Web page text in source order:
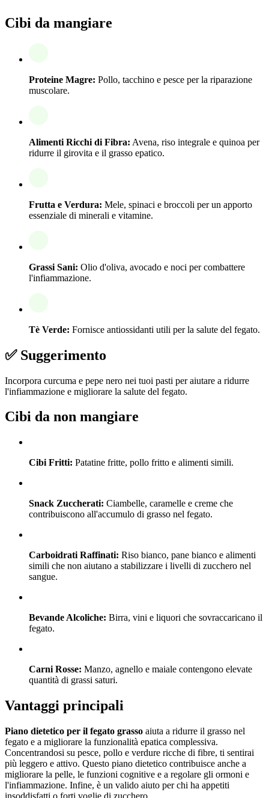
Cibi da mangiare
Proteine Magre: Pollo, tacchino e pesce per la riparazione
muscolare.
Alimenti Ricchi di Fibra: Avena, riso integrale e quinoa per
ridurre il girovita e il grasso epatico.
Frutta e Verdura: Mele, spinaci e broccoli per un apporto
essenziale di minerali e vitamine.
Grassi Sani: Olio d'oliva, avocado e noci per combattere
l'infiammazione.
Tè Verde: Fornisce antiossidanti utili per la salute del fegato.
✅ Suggerimento
Incorpora curcuma e pepe nero nei tuoi pasti per aiutare a ridurre
l'infiammazione e migliorare la salute del fegato.
Cibi da non mangiare
Cibi Fritti: Patatine fritte, pollo fritto e alimenti simili.
Snack Zuccherati: Ciambelle, caramelle e creme che
contribuiscono all'accumulo di grasso nel fegato.
Carboidrati Raffinati: Riso bianco, pane bianco e alimenti
simili che non aiutano a stabilizzare i livelli di zucchero nel
sangue.
Bevande Alcoliche: Birra, vini e liquori che sovraccaricano il
fegato.
Carni Rosse: Manzo, agnello e maiale contengono elevate
quantità di grassi saturi.
Vantaggi principali
Piano dietetico per il fegato grasso aiuta a ridurre il grasso nel
fegato e a migliorare la funzionalità epatica complessiva.
Concentrandosi su pesce, pollo e verdure ricche di fibre, ti sentirai
più leggero e attivo. Questo piano dietetico contribuisce anche a
migliorare la pelle, le funzioni cognitive e a regolare gli ormoni e
l'infiammazione. Infine, è un valido aiuto per chi ha appetiti